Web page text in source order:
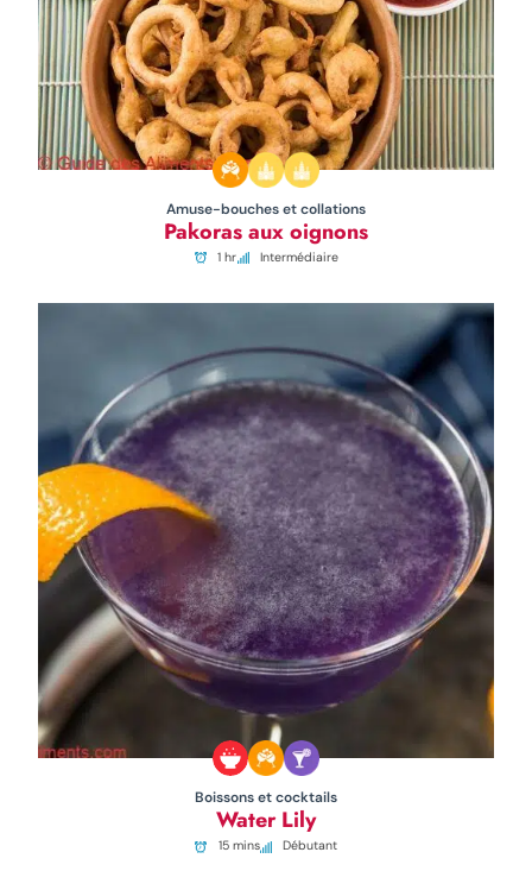
Amuse-bouches et collations
Pakoras aux oignons
1 hr Intermédiaire
Boissons et cocktails
Water Lily
15 mins Débutant